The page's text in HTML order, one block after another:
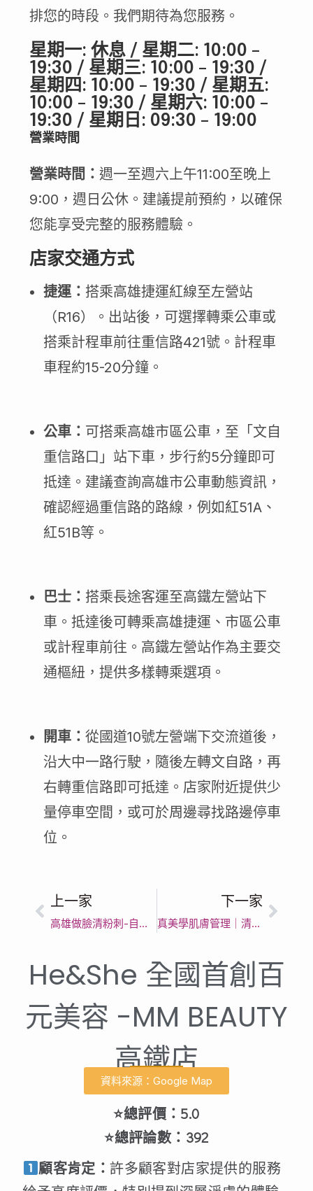
排您的時段。我們期待為您服務。
星期一: 休息 / 星期二: 10:00 –
19:30 / 星期三: 10:00 – 19:30 /
星期四: 10:00 – 19:30 / 星期五:
10:00 – 19:30 / 星期六: 10:00 –
19:30 / 星期日: 09:30 – 19:00
營業時間
營業時間：週一至週六上午11:00至晚上
9:00，週日公休。建議提前預約，以確保
您能享受完整的服務體驗。
店家交通方式
捷運： 搭乘高雄捷運紅線至左營站
（R16）。出站後，可選擇轉乘公車或
搭乘計程車前往重信路421號。計程車
車程約15-20分鐘。
公車： 可搭乘高雄市區公車，至「文自
重信路口」站下車，步行約5分鐘即可
抵達。建議查詢高雄市公車動態資訊，
確認經過重信路的路線，例如紅51A、
紅51B等。
巴士： 搭乘長途客運至高鐵左營站下
車。抵達後可轉乘高雄捷運、市區公車
或計程車前往。高鐵左營站作為主要交
通樞紐，提供多樣轉乘選項。
開車：從國道10號左營端下交流道後，
沿大中一路行駛，隨後左轉文自路，再
右轉重信路即可抵達。店家附近提供少
量停車空間，或可於周邊尋找路邊停車
位。
上一家
高雄做臉清粉刺-自然風spa｜台灣手工清粉刺｜五星好評專業美肌首選
下一家
真美學肌膚管理｜清粉刺｜清潔毛孔髒污｜皮膚保養｜前鎮做臉｜鳳山做臉｜細緻肌膚改善｜高雄市亮白調理｜專業呵護
He&She 全國首創百
元美容 -MM BEAUTY
高鐵店
資料來源：Google Map
⭐總評價：5.0
⭐總評論數：392
顧客肯定：許多顧客對店家提供的服務